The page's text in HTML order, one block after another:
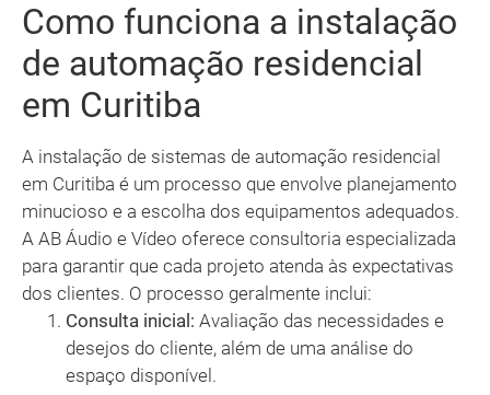
Como funciona a instalação
de automação residencial
em Curitiba
A instalação de sistemas de automação residencial
em Curitiba é um processo que envolve planejamento
minucioso e a escolha dos equipamentos adequados.
A AB Áudio e Vídeo oferece consultoria especializada
para garantir que cada projeto atenda às expectativas
dos clientes. O processo geralmente inclui:
Consulta inicial: Avaliação das necessidades e
desejos do cliente, além de uma análise do
espaço disponível.